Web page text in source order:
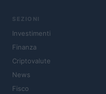
SEZIONI
Investimenti
Finanza
Criptovalute
News
Fisco